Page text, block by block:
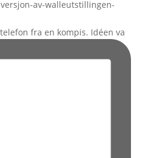
fra en kompis. Idéen va